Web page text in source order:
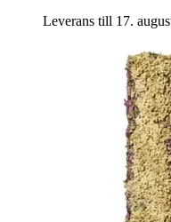
Leverans till 17.